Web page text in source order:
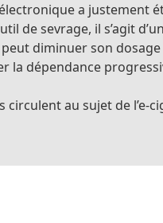
a justement
de sevrage, il s’agit
diminuer son
dépendance
au sujet de l’e-